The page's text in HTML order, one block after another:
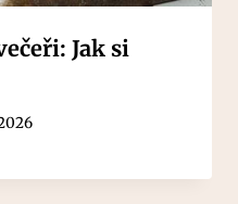
Jak si